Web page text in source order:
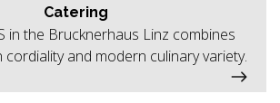
Catering
in the Brucknerhaus Linz combines
cordiality and modern culinary variety.